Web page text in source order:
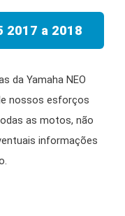
2017 a 2018
da Yamaha NEO
nossos esforços
as motos, não
informações